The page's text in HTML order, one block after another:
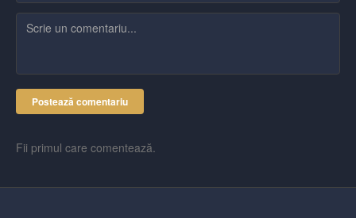
Postează comentariu
Fii primul care comentează.